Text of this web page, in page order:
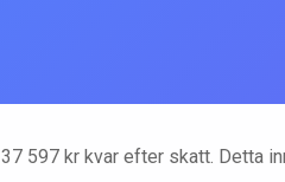
37 597 kr kvar efter skatt. Detta